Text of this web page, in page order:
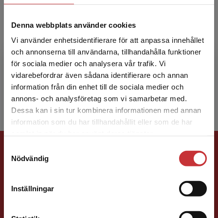
Denna webbplats använder cookies
Vi använder enhetsidentifierare för att anpassa innehållet
och annonserna till användarna, tillhandahålla funktioner
för sociala medier och analysera vår trafik. Vi
vidarebefordrar även sådana identifierare och annan
information från din enhet till de sociala medier och
annons- och analysföretag som vi samarbetar med.
Dessa kan i sin tur kombinera informationen med annan
information som du har tillhandahållit eller som de har
Nödvändig
Inställningar
Begränsad fraktregion
Det verkar som att du besöker
studentlitteratur.se via en enhet utanför Sverige.
Vi erbjuder inte leveranser utanför Sverige. För
att kunna slutföra ett köp måste
Maria Björklund
Maria Björklund (Associate professor of
Logistics Management) is a researcher and
lecturer on the environmental impact of
logistics system design a...